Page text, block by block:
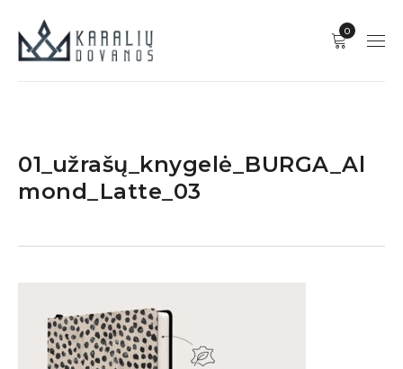
0
01_užrašų_knygelė_BURGA_Al
mond_Latte_03